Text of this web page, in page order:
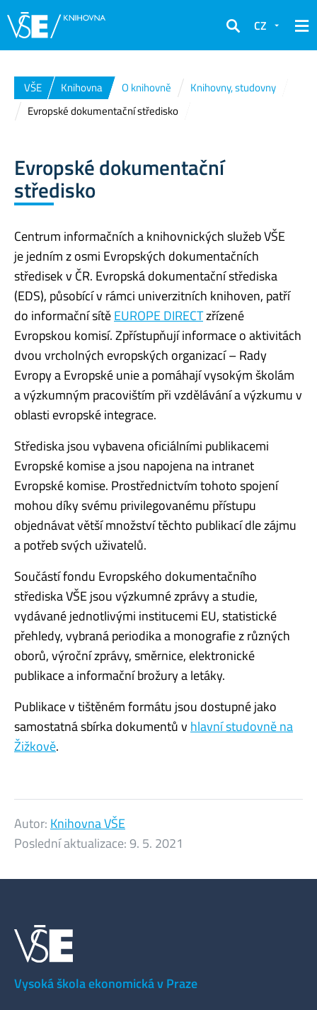
Hledat
CZ
VŠE Knihovna O knihovně
Knihovny, studovny
Evropské dokumentační středisko
Evropské dokumentační
středisko
Centrum informačních a knihovnických služeb VŠE
je jedním z osmi Evropských dokumentačních
středisek v ČR. Evropská dokumentační střediska
(EDS), působící v rámci univerzitních knihoven, patří
do informační sítěEUROPE DIRECTzřízené
Evropskou komisí. Zpřístupňují informace o aktivitách
dvou vrcholných evropských organizací – Rady
Evropy a Evropské unie a pomáhají vysokým školám
a výzkumným pracovištím při vzdělávání a výzkumu v
oblasti evropské integrace.
Střediska jsou vybavena oficiálními publikacemi
Evropské komise a jsou napojena na intranet
Evropské komise. Prostřednictvím tohoto spojení
mohou díky svému privilegovanému přístupu
objednávat větší množství těchto publikací dle zájmu
a potřeb svých uživatelů.
Součástí fondu Evropského dokumentačního
střediska VŠE jsou výzkumné zprávy a studie,
vydávané jednotlivými institucemi EU, statistické
přehledy, vybraná periodika a monografie z různých
oborů, výroční zprávy, směrnice, elektronické
publikace a informační brožury a letáky.
Publikace v tištěném formátu jsou dostupné jako
samostatná sbírka dokumentů v hlavní studovně na
Žižkově.
Autor: Knihovna VŠE
Poslední aktualizace:9. 5. 2021
Vysoká škola ekonomická v Praze